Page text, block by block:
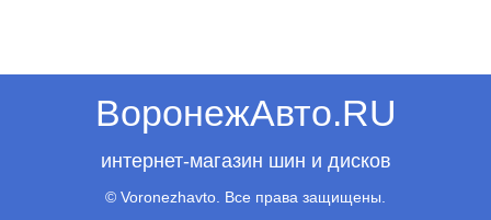
ВоронежАвто.RU
интернет-магазин шин и дисков
© Voronezhavto. Все права защищены.